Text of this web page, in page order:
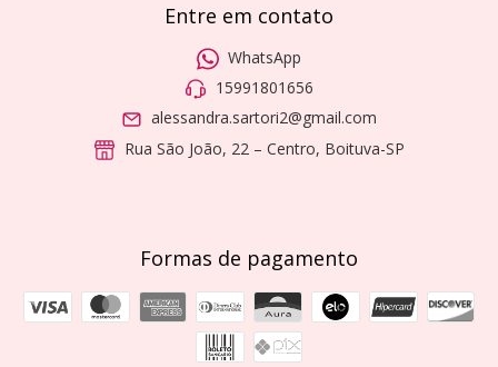
Entre em contato
WhatsApp
15991801656
alessandra.sartori2@gmail.com
Rua São João, 22 – Centro, Boituva-SP
Formas de pagamento